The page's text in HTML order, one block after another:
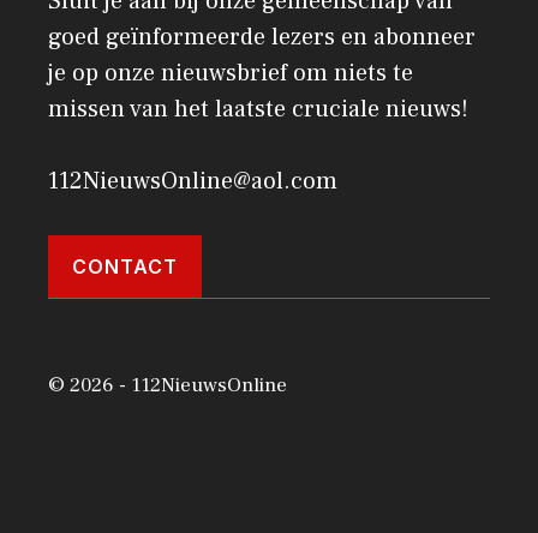
goed geïnformeerde lezers en abonneer
je op onze nieuwsbrief om niets te
missen van het laatste cruciale nieuws!
112NieuwsOnline@aol.com
CONTACT
© 2026 - 112NieuwsOnline